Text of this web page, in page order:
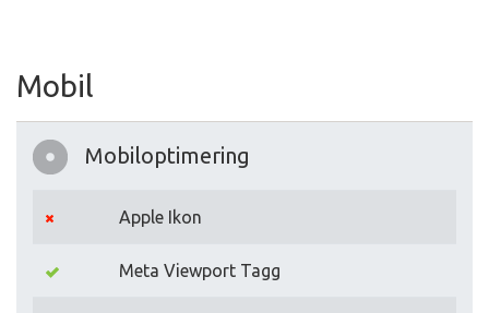
Mobil
Mobiloptimering
Apple Ikon
Meta Viewport Tagg